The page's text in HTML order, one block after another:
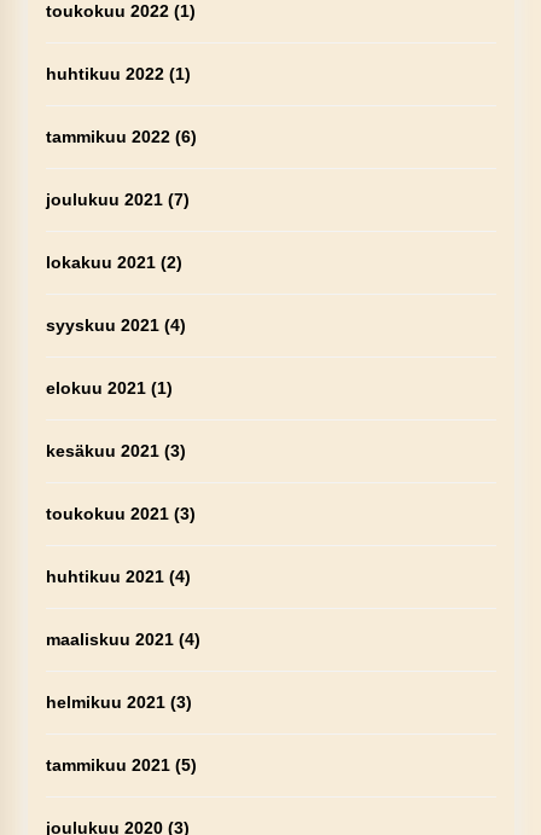
toukokuu 2022(1)
huhtikuu 2022(1)
tammikuu 2022(6)
joulukuu 2021(7)
lokakuu 2021(2)
syyskuu 2021(4)
elokuu 2021(1)
kesäkuu 2021(3)
toukokuu 2021(3)
huhtikuu 2021(4)
maaliskuu 2021(4)
helmikuu 2021(3)
tammikuu 2021(5)
joulukuu 2020(3)